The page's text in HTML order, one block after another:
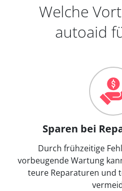
Welche
autoaid
Sparen bei
Durch frühzeitige
vorbeugende Wartung
teure Reparaturen und